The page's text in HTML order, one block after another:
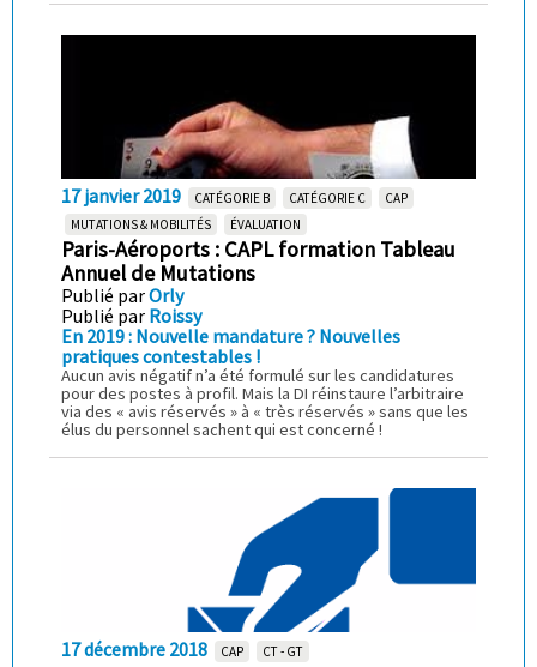
17 janvier 2019 CATÉGORIE B CATÉGORIE C
CAP
MUTATIONS & MOBILITÉS
ÉVALUATION
Paris-Aéroports : CAPL formation Tableau
Annuel de Mutations
Publié parOrly
Publié par Roissy
En 2019 : Nouvelle mandature ? Nouvelles
pratiques contestables !
Aucun avis négatif n’a été formulé sur les candidatures
pour des postes à profil. Mais la DI réinstaure l’arbitraire
via des « avis réservés » à « très réservés » sans que les
élus du personnel sachent qui est concerné !
17 décembre 2018 CAP
CT - GT